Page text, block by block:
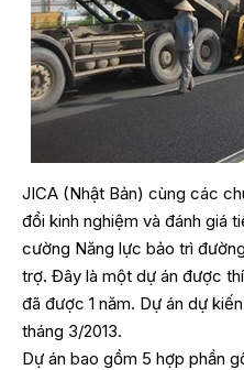
JICA (Nhật Bản) cùng các
đổi kinh nghiệm và đánh giá
cường Năng lực bảo trì
trợ. Đây là một dự án được
đã được 1 năm. Dự án dự
tháng 3/2013.
Dự án bao gồm 5 hợp phần